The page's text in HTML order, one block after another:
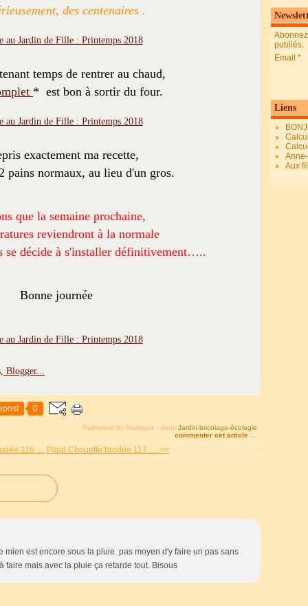
des centenaires.
temps de rentrer au chaud,
* est bon à sortir du four.
exactement ma recette,
pains normaux, au lieu d'un gros.
que la semaine prochaine,
reviendront à la normale
se décide à s'installer définitivement…..
Bonne journée
0
Published by Mamigoz - dans Jardin-bricolage-écologie
commenter cet article
116 :... Plaid Chouette brodée 117 :... >>
mien est encore sous la pluie. pas moyen d'y faire un pas sans
faire mais avec la pluie ça retarde tout. Bisous
publiés.
Email
Liens
Aux